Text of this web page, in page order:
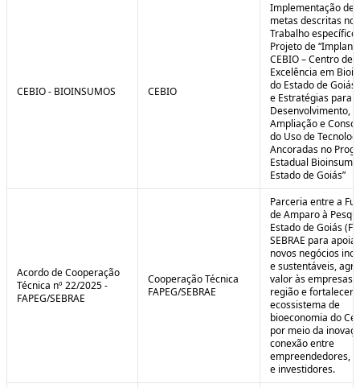
CEBIO - BIOINSUMOS CEBIO
Implementação de
metas descritas no
Trabalho específico
Projeto de
CEBIO – Centro de
Excelência em
do Estado de Goiás
e Estratégias para o
Desenvolvimento,
Ampliação e
do Uso de
Ancoradas no
Estadual
Estado de Goiás”
Acordo de Cooperação
Técnica nº 22/2025 -
FAPEG/SEBRAE
Cooperação Técnica
FAPEG/SEBRAE
Parceria entre a
de Amparo à
Estado de Goiás
SEBRAE para
novos negócios
e sustentáveis,
valor às empresas
região e fortalecer
ecossistema de
bioeconomia do
por meio da
conexão entre
empreendedores,
e investidores.